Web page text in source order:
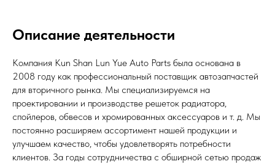
Описание деятельности
Компания Kun Shan Lun Yue Auto Parts была основана в
2008 году как профессиональный поставщик автозапчастей
для вторичного рынка. Мы специализируемся на
проектировании и производстве решеток радиатора,
спойлеров, обвесов и хромированных аксессуаров и т. д. Мы
постоянно расширяем ассортимент нашей продукции и
улучшаем качество, чтобы удовлетворять потребности
клиентов. За годы сотрудничества с обширной сетью продаж